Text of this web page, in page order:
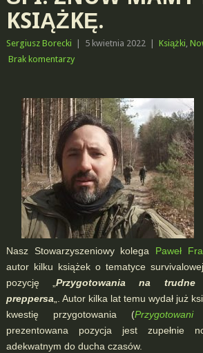
KSIĄŻKĘ.
Sergiusz Borecki 5 kwietnia 2022 Książki,
Brak komentarzy
Nasz Stowarzyszeniowy kolega Paweł
autor kilku książek o tematyce
pozycję „Przygotowania na trudne
preppersa „. Autor kilka lat temu wydał już
kwestię przygotowania (Przygotowani
prezentowana pozycja jest zupełnie
adekwatnym do ducha czasów.